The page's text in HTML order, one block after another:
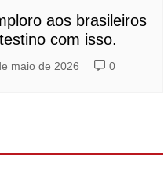
aos brasileiros
com isso.
maio de 2026 0